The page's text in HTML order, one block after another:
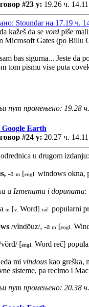
#23 у: 19.26 ч.
Stoundar на 17.19 ч.
kažeš da se vord piše
Microsoft Gates (po Billu
bas sigurna... Jeste da
tom pismu vise puta
пут промењено: 19.28
Earth
#24 у: 20.27 ч.
u drugom izdanju:
-a m [engl. windows okna,
u Izmenama i dopunama:
m [v. Word] rač. popularni
/vȉndōuz/, -a m [engl.
[engl. Word reč]
mi vindous kao greška,
sisteme, pa recimo i
пут промењено: 20.38